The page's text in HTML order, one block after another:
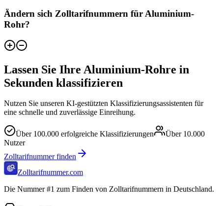
Ändern sich Zolltarifnummern für Aluminium-
Rohr?
Lassen Sie Ihre Aluminium-Rohre in
Sekunden klassifizieren
Nutzen Sie unseren KI-gestützten Klassifizierungsassistenten für
eine schnelle und zuverlässige Einreihung.
Über 100.000 erfolgreiche Klassifizierungen Über 10.000
Nutzer
Zolltarifnummer finden
Zolltarifnummer.com
Die Nummer #1 zum Finden von Zolltarifnummern in Deutschland.